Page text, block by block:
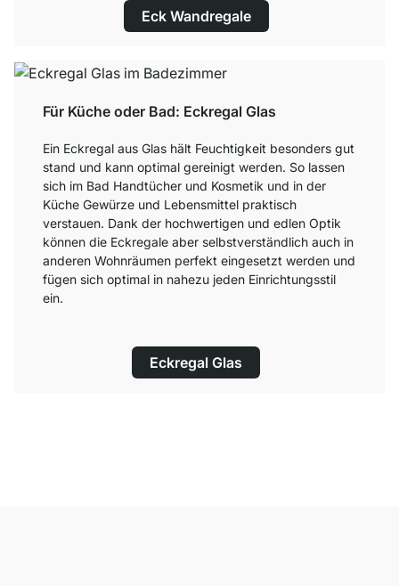
Eck Wandregale
Für Küche oder Bad: Eckregal Glas
Ein Eckregal aus Glas hält Feuchtigkeit besonders gut
stand und kann optimal gereinigt werden. So lassen
sich im Bad Handtücher und Kosmetik und in der
Küche Gewürze und Lebensmittel praktisch
verstauen. Dank der hochwertigen und edlen Optik
können die Eckregale aber selbstverständlich auch in
anderen Wohnräumen perfekt eingesetzt werden und
fügen sich optimal in nahezu jeden Einrichtungsstil
ein.
Eckregal Glas